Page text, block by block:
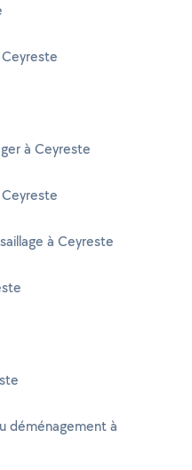
à Ceyreste
à Ceyreste
déménagement à